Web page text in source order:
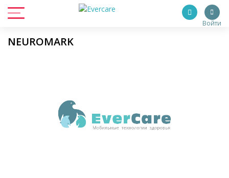
Войти
NEUROMARK